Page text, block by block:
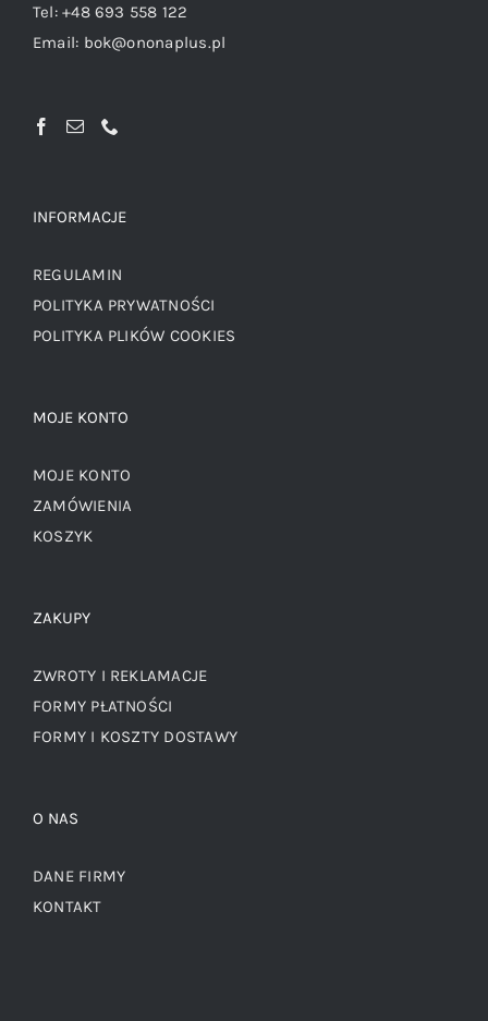
Tel:+48 693 558 122
Email: bok@ononaplus.pl
INFORMACJE
REGULAMIN
POLITYKA PRYWATNOŚCI
POLITYKA PLIKÓW COOKIES
MOJE KONTO
MOJE KONTO
ZAMÓWIENIA
KOSZYK
ZAKUPY
ZWROTY I REKLAMACJE
FORMY PŁATNOŚCI
FORMY I KOSZTY DOSTAWY
O NAS
DANE FIRMY
KONTAKT